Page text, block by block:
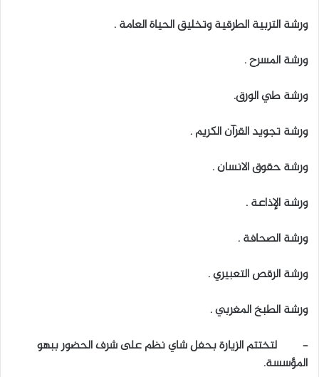
ورشة التربية الطرقية وتخليق الحياة العامة .
ورشة المسرح .
ورشة طي الورق.
ورشة تجويد القرآن الكريم .
ورشة حقوق الانسان .
ورشة الإذاعة .
ورشة الصحافة .
ورشة الرقص التعبيري .
ورشة الطبخ المغربي .
– لتختتم الزيارة بحفل شاي نظم على شرف الحضور ببهو
المؤسسة.